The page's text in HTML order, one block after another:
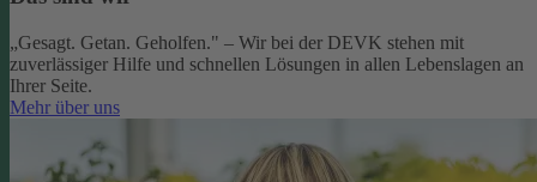
„Gesagt. Getan. Geholfen." – Wir bei der DEVK stehen mit
zuverlässiger Hilfe und schnellen Lösungen in allen Lebenslagen an
Ihrer Seite.
Mehr über uns